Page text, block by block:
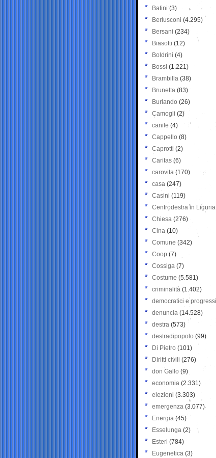
Batini (3)
Berlusconi (4.295)
Bersani (234)
Biasotti (12)
Boldrini (4)
Bossi (1.221)
Brambilla (38)
Brunetta (83)
Burlando (26)
Camogli (2)
canile (4)
Cappello (8)
Caprotti (2)
Caritas (6)
carovita (170)
casa (247)
Casini (119)
Centrodestra in Liguria
Chiesa (276)
Cina (10)
Comune (342)
Coop (7)
Cossiga (7)
Costume (5.581)
criminalità (1.402)
democratici e
denuncia (14.528)
destra (573)
destradipopolo (99)
Di Pietro (101)
Diritti civili (276)
don Gallo (9)
economia (2.331)
elezioni (3.303)
emergenza (3.077)
Energia (45)
Esselunga (2)
Esteri (784)
Eugenetica (3)